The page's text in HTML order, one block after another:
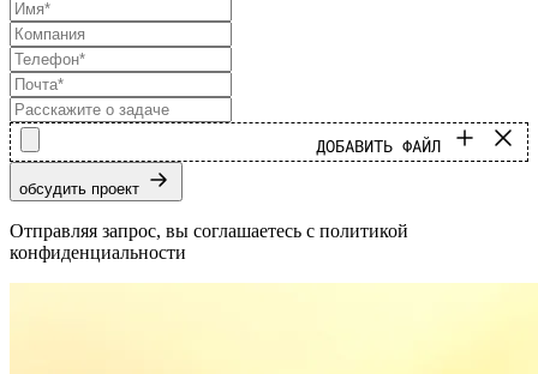
ДОБАВИТЬ ФАЙЛ
обсудить проект
Отправляя запрос, вы соглашаетесь с политикой
конфиденциальности